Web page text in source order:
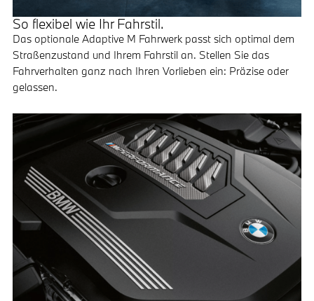
So flexibel wie Ihr Fahrstil.
Das optionale Adaptive M Fahrwerk passt sich optimal dem
Straßenzustand und Ihrem Fahrstil an. Stellen Sie das
Fahrverhalten ganz nach Ihren Vorlieben ein: Präzise oder
gelassen.